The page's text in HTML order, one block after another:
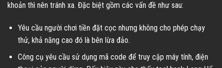
khoản thì nên tránh xa. Đặc biệt gồm các vấn đề như sau:
Yêu cầu người chơi tiền đặt cọc nhưng không cho phép chạy
thử, khả năng cao đó là bên lừa đảo.
Công cụ yêu cầu sử dụng mã code để truy cập máy tính, điện